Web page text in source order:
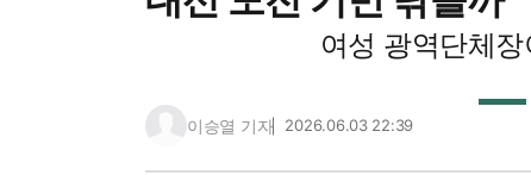
여성 광역단체
이승열 기자 2026.06.03 22:39